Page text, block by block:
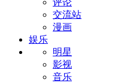
评论
交流站
漫画
娱乐
明星
影视
音乐